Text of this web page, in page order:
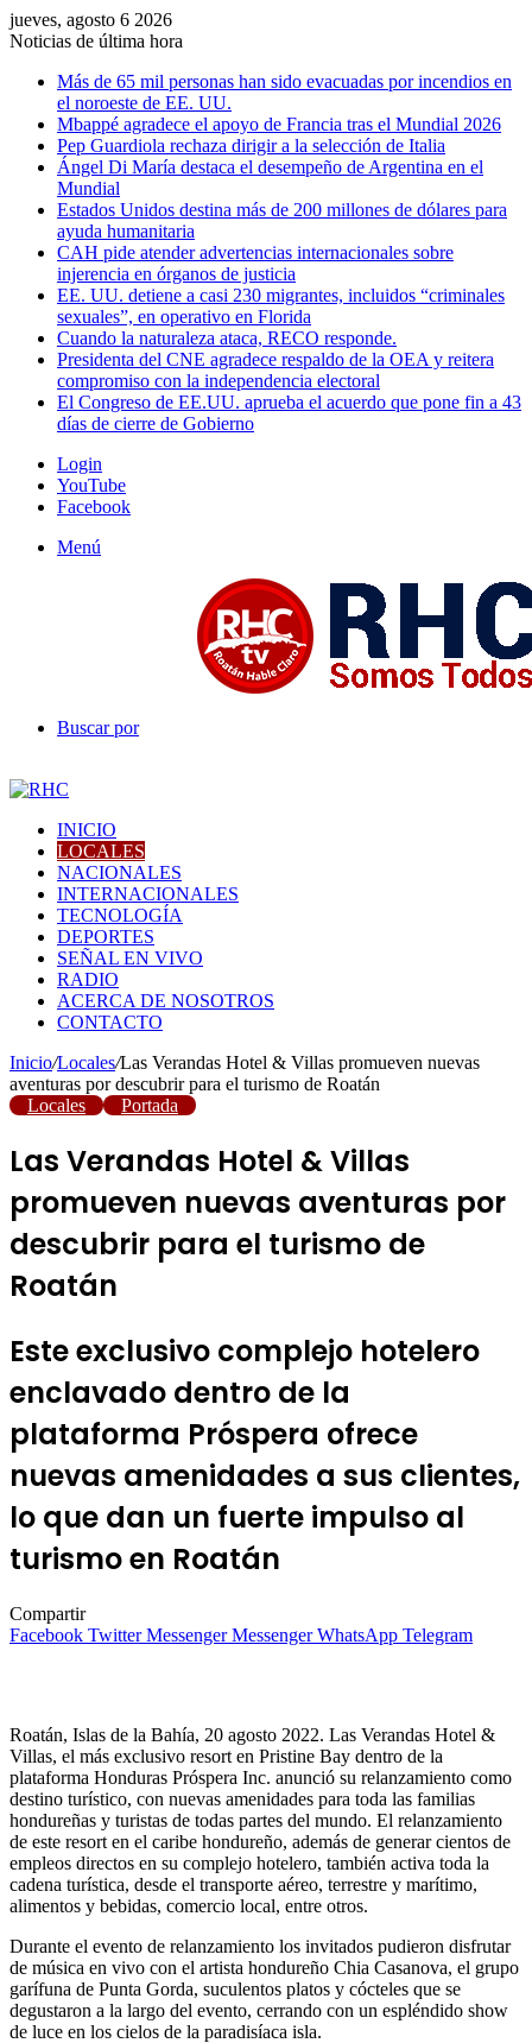
jueves, agosto 6 2026
Noticias de última hora
Más de 65 mil personas han sido evacuadas por incendios en
el noroeste de EE. UU.
Mbappé agradece el apoyo de Francia tras el Mundial 2026
Pep Guardiola rechaza dirigir a la selección de Italia
Ángel Di María destaca el desempeño de Argentina en el
Mundial
Estados Unidos destina más de 200 millones de dólares para
ayuda humanitaria
CAH pide atender advertencias internacionales sobre
injerencia en órganos de justicia
EE. UU. detiene a casi 230 migrantes, incluidos “criminales
sexuales”, en operativo en Florida
Cuando la naturaleza ataca, RECO responde.
Presidenta del CNE agradece respaldo de la OEA y reitera
compromiso con la independencia electoral
El Congreso de EE.UU. aprueba el acuerdo que pone fin a 43
días de cierre de Gobierno
Login
YouTube
Facebook
Menú
Buscar por
INICIO
LOCALES
NACIONALES
INTERNACIONALES
TECNOLOGÍA
DEPORTES
SEÑAL EN VIVO
RADIO
ACERCA DE NOSOTROS
CONTACTO
Inicio/Locales/Las Verandas Hotel & Villas promueven nuevas
aventuras por descubrir para el turismo de Roatán
Locales
Portada
Las Verandas Hotel & Villas
promueven nuevas aventuras por
descubrir para el turismo de
Roatán
Este exclusivo complejo hotelero
enclavado dentro de la
plataforma Próspera ofrece
nuevas amenidades a sus clientes,
lo que dan un fuerte impulso al
turismo en Roatán
Compartir
Facebook Twitter Messenger Messenger WhatsApp Telegram
Roatán, Islas de la Bahía, 20 agosto 2022. Las Verandas Hotel &
Villas, el más exclusivo resort en Pristine Bay dentro de la
plataforma Honduras Próspera Inc. anunció su relanzamiento como
destino turístico, con nuevas amenidades para toda las familias
hondureñas y turistas de todas partes del mundo. El relanzamiento
de este resort en el caribe hondureño, además de generar cientos de
empleos directos en su complejo hotelero, también activa toda la
cadena turística, desde el transporte aéreo, terrestre y marítimo,
alimentos y bebidas, comercio local, entre otros.
Durante el evento de relanzamiento los invitados pudieron disfrutar
de música en vivo con el artista hondureño Chia Casanova, el grupo
garífuna de Punta Gorda, suculentos platos y cócteles que se
degustaron a la largo del evento, cerrando con un espléndido show
de luce en los cielos de la paradisíaca isla.